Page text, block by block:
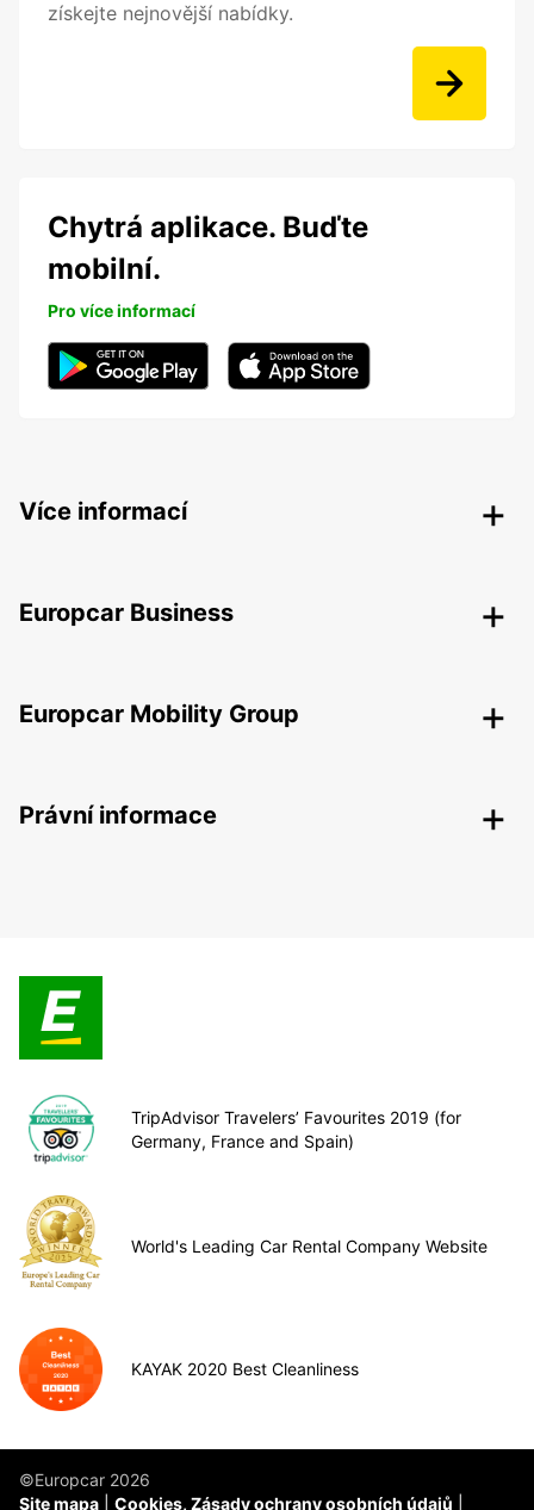
získejte nejnovější nabídky.
Chytrá aplikace. Buďte
mobilní.
Pro více informací
Více informací
Europcar Business
Europcar Mobility Group
Právní informace
TripAdvisor Travelers’ Favourites 2019 (for
Germany, France and Spain)
World's Leading Car Rental Company Website
KAYAK 2020 Best Cleanliness
©Europcar 2026
Site mapa
Cookies, Zásady ochrany osobních údajů